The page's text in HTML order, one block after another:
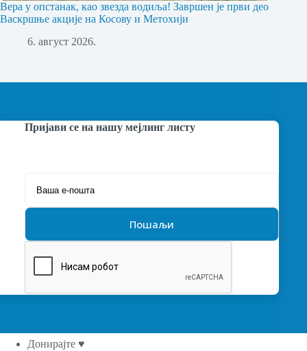
Вера у опстанак, као звезда водиља! Завршен је први део
Васкршње акције на Косову и Метохији
6. август 2026.
Пријави се на нашу мејлинг листу
Донирајте ♥